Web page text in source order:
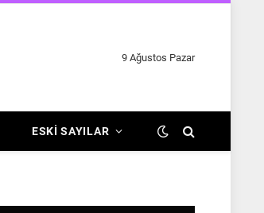
9 Ağustos Pazar
ESKI SAYILAR